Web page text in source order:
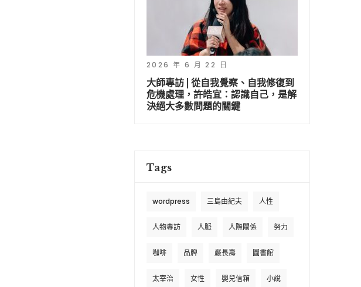
2026 年 6 月 22 日
大師專訪 | 從自我覺察、自我修復到
危機處理，許皓宜：認識自己，是解
決絕大多數問題的關鍵
Tags
wordpress 三島由紀夫 人性
人物專訪 人脈 人際關係 努力
咖啡 品牌 嚴長壽 圖書館
太宰治 女性 嬰兒信箱 小說